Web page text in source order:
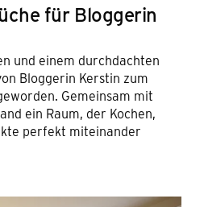
für Bloggerin
und einem durchdachten
Bloggerin Kerstin zum
Gemeinsam mit
ein Raum, der Kochen,
perfekt miteinander